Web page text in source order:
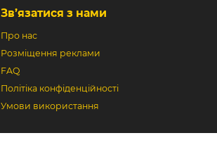
Зв’язатися з нами
Про нас
Розміщення реклами
FAQ
Політіка конфіденційності
Умови використання